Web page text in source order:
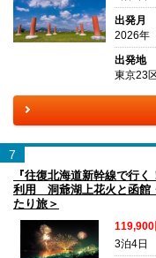
出発月
2026年
出発地
東京23
7
『往復北海道新幹線で行
利用 洞爺湖上花火と函
たり旅＞
119,900
3泊4日